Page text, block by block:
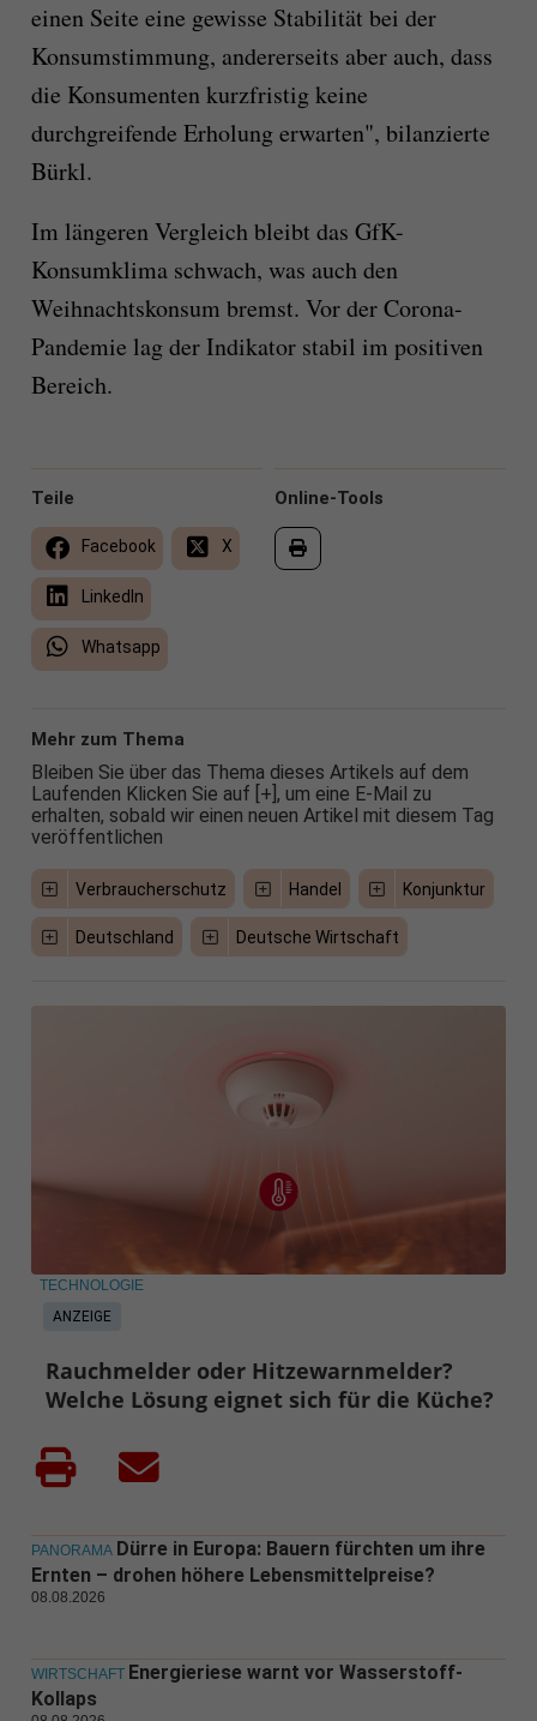
einen Seite eine gewisse Stabilität bei der
Konsumstimmung, andererseits aber auch, dass
die Konsumenten kurzfristig keine
durchgreifende Erholung erwarten", bilanzierte
Bürkl.
Im längeren Vergleich bleibt das GfK-
Konsumklima schwach, was auch den
Weihnachtskonsum bremst. Vor der Corona-
Pandemie lag der Indikator stabil im positiven
Bereich.
Online-Tools
Teile
Facebook X
LinkedIn
Whatsapp
Mehr zum Thema
Bleiben Sie über das Thema dieses Artikels auf dem
Laufenden Klicken Sie auf [+], um eine E-Mail zu
erhalten, sobald wir einen neuen Artikel mit diesem Tag
veröffentlichen
Verbraucherschutz Handel Konjunktur
Deutschland Deutsche Wirtschaft
ANZEIGE
TECHNOLOGIE
Rauchmelder oder Hitzewarnmelder?
Welche Lösung eignet sich für die Küche?
PANORAMA Dürre in Europa: Bauern fürchten um ihre
Ernten – drohen höhere Lebensmittelpreise?
08.08.2026
WIRTSCHAFT Energieriese warnt vor Wasserstoff-
Kollaps